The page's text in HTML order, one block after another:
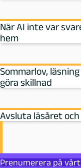
När AI inte var
hem
Sommarlov,
göra skillnad
Avsluta läsåret
Prenumerera på